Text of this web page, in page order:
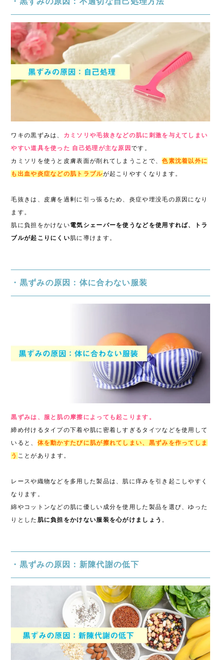
ワキの黒ずみは、 カミソリや毛抜きなどの肌に刺激を与えてしまい
やすい道具を使った 自己処理が主な原因です。
カミソリを使うと皮膚表面が削れてしまうことで、色素沈着以外に
も出血や炎症などの肌トラブルが起こりやすくなります。
毛抜きは、皮膚を過剰に引っ張るため、炎症や埋没毛の原因になり
ます。
肌に負担をかけない電気シェーバーを使うなどを使用すれば、トラ
ブルが起こりにくい肌に導けます。
・黒ずみの原因：体に合わない服装
黒ずみは、服と肌の摩擦によっても起こります。
締め付けるタイプの下着や肌に密着しすぎるタイツなどを使用して
いると、 体を動かすたびに肌が擦れてしまい、黒ずみを作ってしま
う ことがあります。
レースや織物などを多用した製品は、肌に痒みを引き起こしやすく
なります。
綿やコットンなどの肌に優しい成分を使用した製品を選び、ゆった
りとした 肌に負担をかけない服装を心がけましょう 。
・黒ずみの原因：新陳代謝の低下